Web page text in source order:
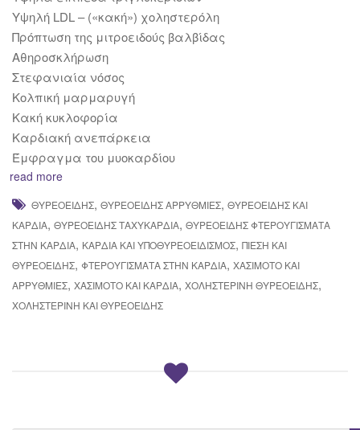
Υψηλή LDL – («κακή») χοληστερόλη
Πρόπτωση της μιτροειδούς βαλβίδας
Αθηροσκλήρωση
Στεφανιαία νόσος
Κολπική μαρμαρυγή
Κακή κυκλοφορία
Καρδιακή ανεπάρκεια
Έμφραγμα του μυοκαρδίου
read more
ΘΥΡΕΟΕΙΔΉΣ, ΘΥΡΕΟΕΙΔΉΣ ΑΡΡΥΘΜΊΕΣ, ΘΥΡΕΟΕΙΔΉΣ ΚΑΙ
ΚΑΡΔΙΆ, ΘΥΡΕΟΕΙΔΉΣ ΤΑΧΥΚΑΡΔΊΑ, ΘΥΡΕΟΕΙΔΉΣ ΦΤΕΡΟΥΓΊΣΜΑΤΑ
ΣΤΗΝ ΚΑΡΔΙΆ, ΚΑΡΔΙΆ ΚΑΙ ΥΠΟΘΥΡΕΟΕΙΔΙΣΜΌΣ, ΠΊΕΣΗ ΚΑΙ
ΘΥΡΕΟΕΙΔΉΣ, ΦΤΕΡΟΥΓΊΣΜΑΤΑ ΣΤΗΝ ΚΑΡΔΙΆ, ΧΑΣΙΜΌΤΟ ΚΑΙ
ΑΡΡΥΘΜΊΕΣ, ΧΑΣΙΜΌΤΟ ΚΑΙ ΚΑΡΔΙΆ, ΧΟΛΗΣΤΕΡΊΝΗ ΘΥΡΕΟΕΙΔΉΣ,
ΧΟΛΗΣΤΕΡΊΝΗ ΚΑΙ ΘΥΡΕΟΕΙΔΉΣ